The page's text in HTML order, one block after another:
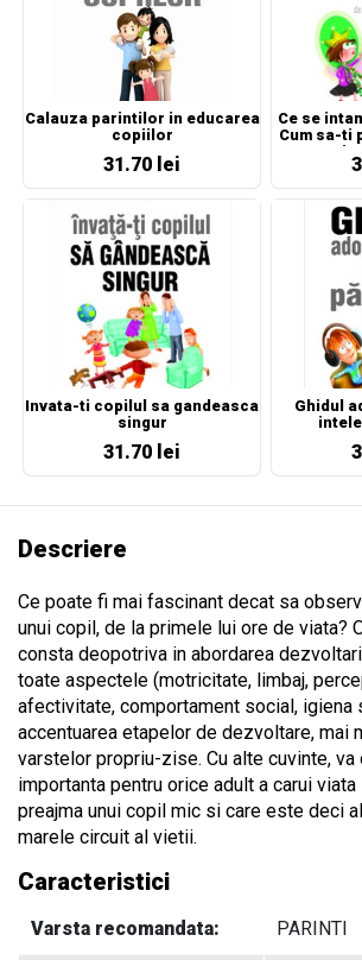
Calauza parintilor in educarea
copiilor
31.70 lei
Ce se
Cum sa-ti
Invata-ti copilul sa gandeasca
singur
31.70 lei
Ghidul
Descriere
Ce poate fi mai fascinant decat sa
unui copil, de la primele lui ore de viata?
consta deopotriva in abordarea
toate aspectele (motricitate, limbaj,
afectivitate, comportament social, igiena
accentuarea etapelor de dezvoltare, mai
varstelor propriu-zise. Cu alte cuvinte,
importanta pentru orice adult a carui
preajma unui copil mic si care este deci
marele circuit al vietii.
Caracteristici
Varsta recomandata: PARINTI